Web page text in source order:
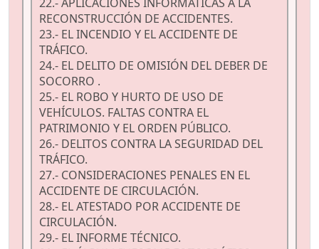
RECONSTRUCCIÓN DE ACCIDENTES.
23.- EL INCENDIO Y EL ACCIDENTE DE
TRÁFICO.
24.- EL DELITO DE OMISIÓN DEL DEBER DE
SOCORRO .
25.- EL ROBO Y HURTO DE USO DE
VEHÍCULOS. FALTAS CONTRA EL
PATRIMONIO Y EL ORDEN PÚBLICO.
26.- DELITOS CONTRA LA SEGURIDAD DEL
TRÁFICO.
27.- CONSIDERACIONES PENALES EN EL
ACCIDENTE DE CIRCULACIÓN.
28.- EL ATESTADO POR ACCIDENTE DE
CIRCULACIÓN.
29.- EL INFORME TÉCNICO.